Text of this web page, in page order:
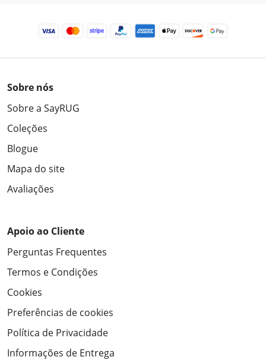
Sobre nós
Sobre a SayRUG
Coleções
Blogue
Mapa do site
Avaliações
Apoio ao Cliente
Perguntas Frequentes
Termos e Condições
Cookies
Preferências de cookies
Política de Privacidade
Informações de Entrega